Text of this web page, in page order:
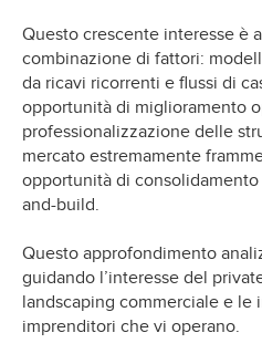
Questo crescente interesse è
combinazione di fattori:
da ricavi ricorrenti e flussi di
opportunità di miglioramento
professionalizzazione delle
mercato estremamente
opportunità di
and-build.
Questo approfondimento
guidando l’interesse del
landscaping commerciale e le
imprenditori che vi operano.